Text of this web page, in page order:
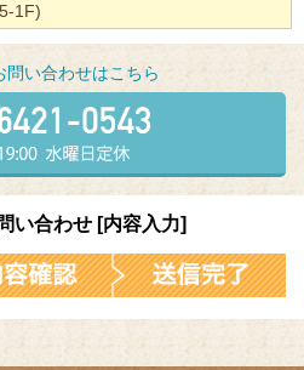
1F)
問い合わせはこちら
い合わせ [内容入力]